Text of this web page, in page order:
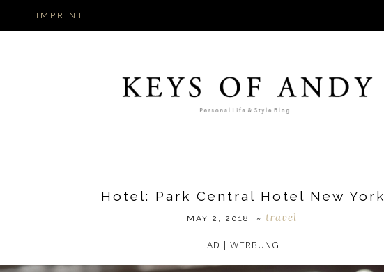
IMPRINT
Hotel: Park Central Hotel New York
MAY 2, 2018 ~ travel
AD | WERBUNG